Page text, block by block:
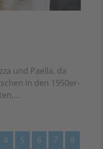
und Paella, da
in den 1950er-
4 5 6 7 8